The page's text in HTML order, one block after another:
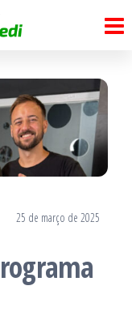
25 de março de 2025